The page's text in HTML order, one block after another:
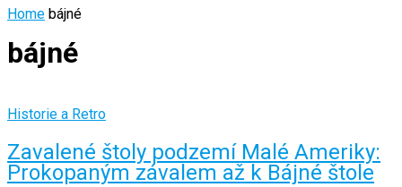
Home bájné
bájné
Historie a Retro
Zavalené štoly podzemí Malé Ameriky:
Prokopaným závalem až k Bájné štole